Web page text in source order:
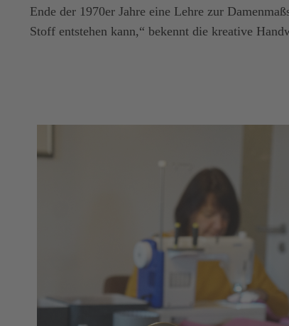
Ende der 1970er Jahre eine Lehre zur
Stoff entstehen kann,“ bekennt die kreative